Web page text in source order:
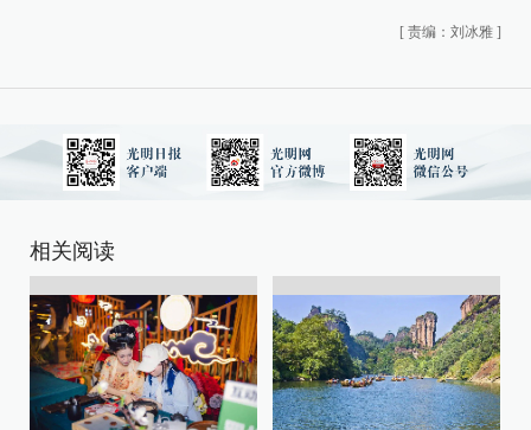
[ 责编：刘冰雅 ]
相关阅读